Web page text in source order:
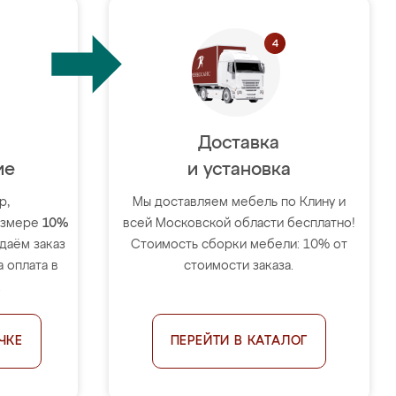
10%
заказ
оплата в
Доставка
и установка
Мы доставляем мебель по Клину и
всей Московской области бесплатно!
Стоимость сборки мебели: 10% от
стоимости заказа.
ПЕРЕЙТИ В КАТАЛОГ